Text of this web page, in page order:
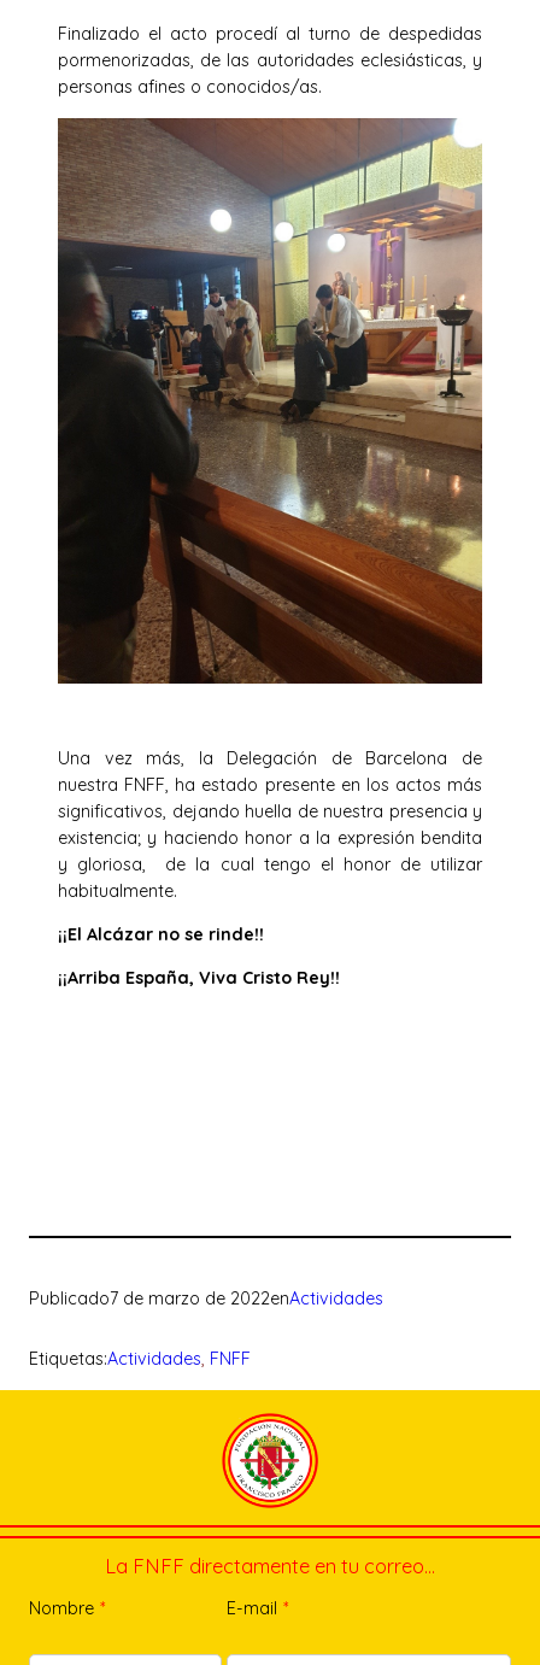
Finalizado el acto procedí al turno de despedidas
pormenorizadas, de las autoridades eclesiásticas, y
personas afines o conocidos/as.
Una vez más, la Delegación de Barcelona de
nuestra FNFF, ha estado presente en los actos más
significativos, dejando huella de nuestra presencia y
existencia; y haciendo honor a la expresión bendita
y gloriosa, de la cual tengo el honor de utilizar
habitualmente.
¡¡El Alcázar no se rinde!!
¡¡Arriba España, Viva Cristo Rey!!
Publicado7 de marzo de 2022enActividades
Etiquetas:Actividades, FNFF
La FNFF directamente en tu correo…
Nombre * E-mail *